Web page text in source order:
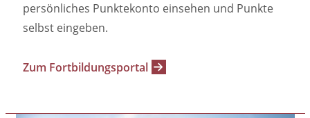
persönliches Punktekonto einsehen und Punkte
selbst eingeben.
Zum Fortbildungsportal